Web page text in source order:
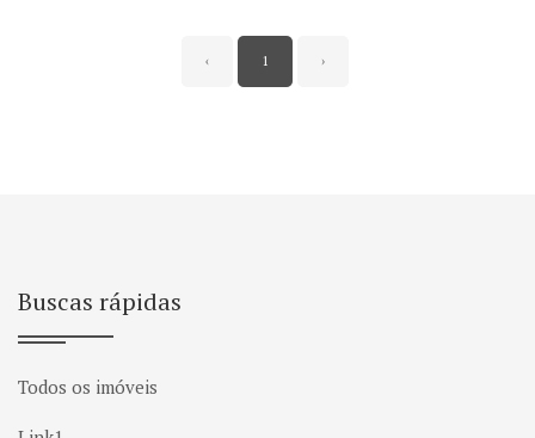
‹ 1 ›
Buscas rápidas
Todos os imóveis